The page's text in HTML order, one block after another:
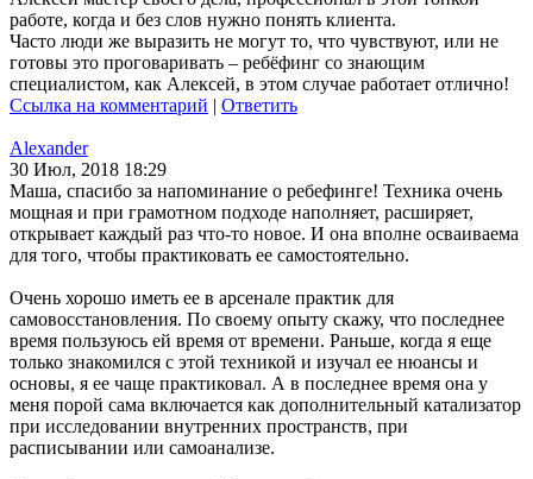
работе, когда и без слов нужно понять клиента.
Часто люди же выразить не могут то, что чувствуют, или не
готовы это проговаривать – ребёфинг со знающим
специалистом, как Алексей, в этом случае работает отлично!
Ссылка на комментарий | Ответить
Alexander
30 Июл, 2018 18:29
Маша, спасибо за напоминание о ребефинге! Техника очень
мощная и при грамотном подходе наполняет, расширяет,
открывает каждый раз что-то новое. И она вполне осваиваема
для того, чтобы практиковать ее самостоятельно.
Очень хорошо иметь ее в арсенале практик для
самовосстановления. По своему опыту скажу, что последнее
время пользуюсь ей время от времени. Раньше, когда я еще
только знакомился с этой техникой и изучал ее нюансы и
основы, я ее чаще практиковал. А в последнее время она у
меня порой сама включается как дополнительный катализатор
при исследовании внутренних пространств, при
расписывании или самоанализе.